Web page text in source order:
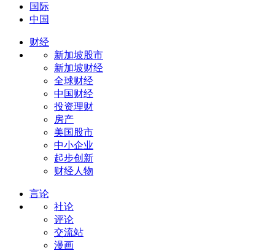
国际
中国
财经
新加坡股市
新加坡财经
全球财经
中国财经
投资理财
房产
美国股市
中小企业
起步创新
财经人物
言论
社论
评论
交流站
漫画